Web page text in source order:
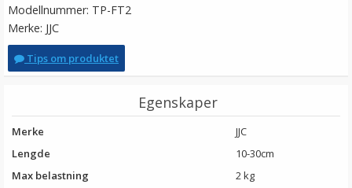
Modellnummer: TP-FT2
Merke: JJC
Tips om produktet
Egenskaper
Merke
JJC
Lengde
10-30cm
Max belastning
2 kg